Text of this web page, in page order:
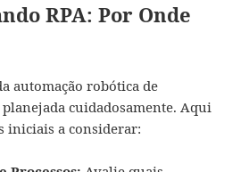
RPA: Por Onde
automação robótica de
planejada cuidadosamente. Aqui
iniciais a considerar: